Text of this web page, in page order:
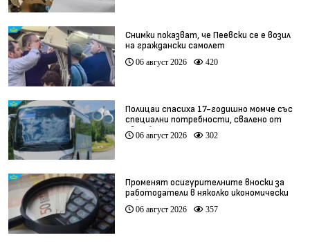
Снимки показват, че Пеевски се е возил
на граждански самолет
06 август 2026 420
Полицаи спасиха 17-годишно момче със
специални потребности, свалено от
автобус
06 август 2026 302
Променят осигурителните вноски за
работодатели в няколко икономически
дейности
06 август 2026 357